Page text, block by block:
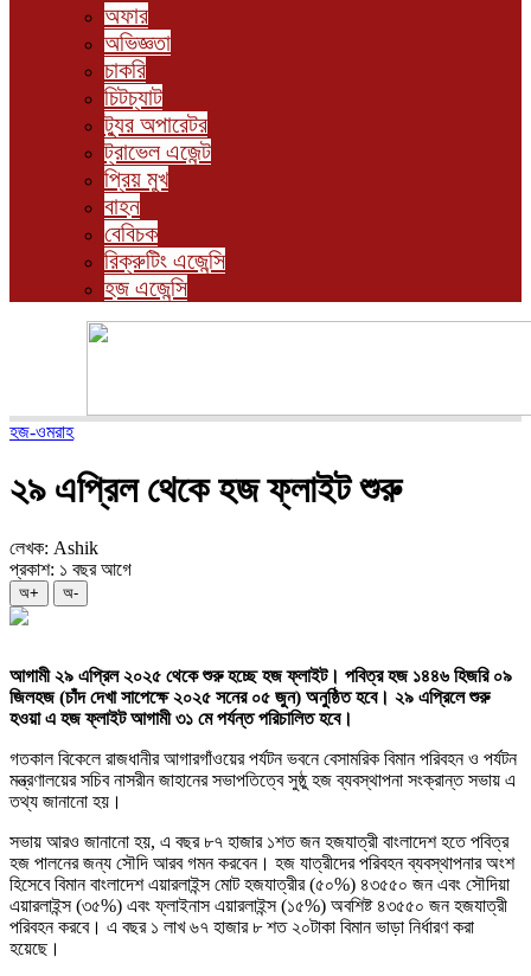
অফার
অভিজ্ঞতা
চাকরি
চিটচ্যাট
ট্যুর অপারেটর
ট্রাভেল এজেন্ট
প্রিয় মুখ
বাহন
বেবিচক
রিক্রুটিং এজেন্সি
হজ এজেন্সি
হজ-ওমরাহ
২৯ এপ্রিল থেকে হজ ফ্লাইট শুরু
লেখক: Ashik
প্রকাশ: ১ বছর আগে
অ+ অ-
আগামী ২৯ এপ্রিল ২০২৫ থেকে শুরু হচ্ছে হজ ফ্লাইট। পবিত্র হজ ১৪৪৬ হিজরি ০৯
জিলহজ (চাঁদ দেখা সাপেক্ষে ২০২৫ সনের ০৫ জুন) অনুষ্ঠিত হবে। ২৯ এপ্রিলে শুরু
হওয়া এ হজ ফ্লাইট আগামী ৩১ মে পর্যন্ত পরিচালিত হবে।
গতকাল বিকেলে রাজধানীর আগারগাঁওয়ের পর্যটন ভবনে বেসামরিক বিমান পরিবহন ও পর্যটন
মন্ত্রণালয়ের সচিব নাসরীন জাহানের সভাপতিত্বে সুষ্ঠু হজ ব্যবস্থাপনা সংক্রান্ত সভায় এ
তথ্য জানানো হয়।
সভায় আরও জানানো হয়, এ বছর ৮৭ হাজার ১শত জন হজযাত্রী বাংলাদেশ হতে পবিত্র
হজ পালনের জন্য সৌদি আরব গমন করবেন। হজ যাত্রীদের পরিবহন ব্যবস্থাপনার অংশ
হিসেবে বিমান বাংলাদেশ এয়ারলাইন্স মোট হজযাত্রীর (৫০%) ৪৩৫৫০ জন এবং সৌদিয়া
এয়ারলাইন্স (৩৫%) এবং ফ্লাইনাস এয়ারলাইন্স (১৫%) অবশিষ্ট ৪৩৫৫০ জন হজযাত্রী
পরিবহন করবে। এ বছর ১ লাখ ৬৭ হাজার ৮ শত ২০টাকা বিমান ভাড়া নির্ধারণ করা
হয়েছে।